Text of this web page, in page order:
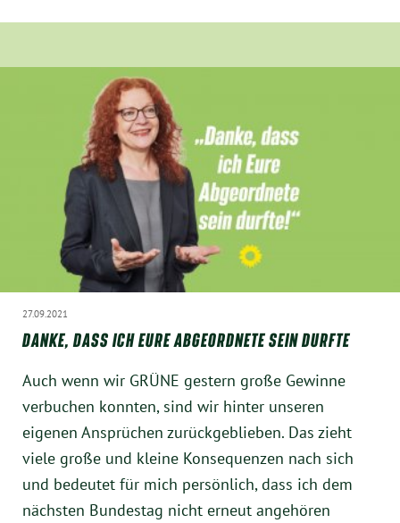
Besuch in Berlin
Praktikum
Patenschaftsprogramm
Bayern
Zur Person
Kontakt
Presse
Termine
27.09.2021
DANKE, DASS ICH EURE ABGEORDNETE SEIN DURFTE
Auch wenn wir GRÜNE gestern große Gewinne
verbuchen konnten, sind wir hinter unseren
eigenen Ansprüchen zurückgeblieben. Das zieht
viele große und kleine Konsequenzen nach sich
und bedeutet für mich persönlich, dass ich dem
nächsten Bundestag nicht erneut angehören